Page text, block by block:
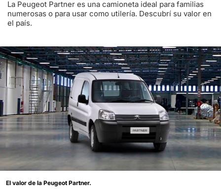
La Peugeot Partner es una camioneta ideal para familias
numerosas o para usar como utilería. Descubrí su valor en
el país.
El valor de la Peugeot Partner.